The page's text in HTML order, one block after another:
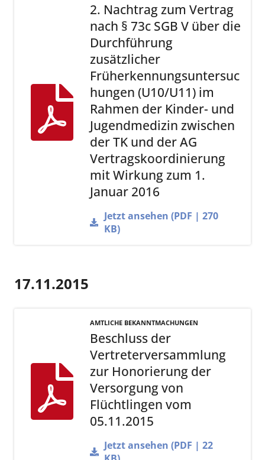
2. Nachtrag zum Vertrag
nach § 73c SGB V über die
Durchführung
zusätzlicher
Früherkennungsuntersuc
hungen (U10/U11) im
Rahmen der Kinder- und
Jugendmedizin zwischen
der TK und der AG
Vertragskoordinierung
mit Wirkung zum 1.
Januar 2016
Jetzt ansehen (PDF | 270
KB)
17.11.2015
AMTLICHE BEKANNTMACHUNGEN
Beschluss der
Vertreterversammlung
zur Honorierung der
Versorgung von
Flüchtlingen vom
05.11.2015
Jetzt ansehen (PDF | 22